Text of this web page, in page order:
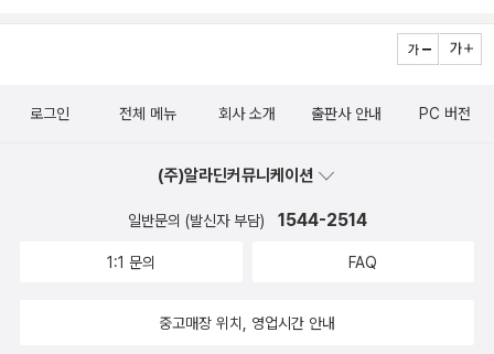
초능력평가 고졸채용 • 와우패스 JOB NH농협은행 6급 직무능력평
로그인 전체 메뉴 회사 소개 출판사 안내 PC 버전
(주)알라딘커뮤니케이션
일반문의 (발신자 부담) 1544-2514
1:1 문의 FAQ
중고매장 위치, 영업시간 안내